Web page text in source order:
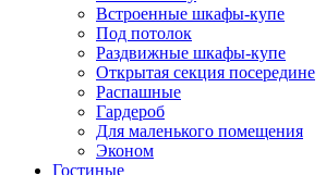
Встроенные шкафы-купе
Под потолок
Раздвижные шкафы-купе
Открытая секция посередине
Распашные
Гардероб
Для маленького помещения
Эконом
Гостиные